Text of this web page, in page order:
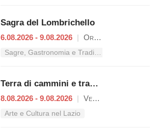
Sagra del Lombrichello
6.08.2026 - 9.08.2026 | Oriolo Romano
Sagre, Gastronomia e Tradizioni nel Lazio
Terra di cammini e tradizioni
8.08.2026 - 9.08.2026 | Vetralla
Arte e Cultura nel Lazio